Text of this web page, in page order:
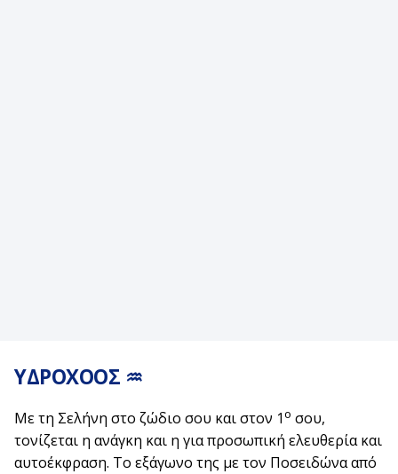
ΥΔΡΟΧΟΟΣ ♒
Με τη Σελήνη στο ζώδιο σου και στον 1ο σου,
τονίζεται η ανάγκη και η για προσωπική ελευθερία και
αυτοέκφραση. Το εξάγωνο της με τον Ποσειδώνα από